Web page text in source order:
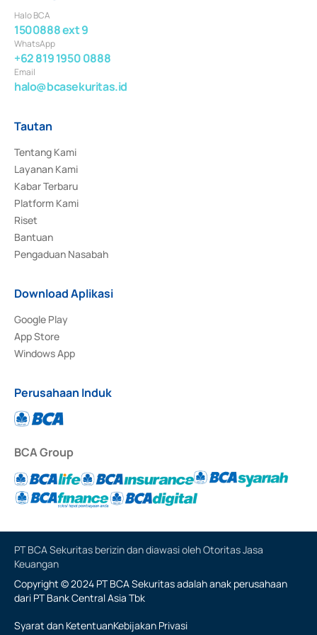
Halo BCA
1500888 ext 9
WhatsApp
+62 819 1950 0888
Email
halo@bcasekuritas.id
Tautan
Tentang Kami
Layanan Kami
Kabar Terbaru
Platform Kami
Riset
Bantuan
Pengaduan Nasabah
Download Aplikasi
Google Play
App Store
Windows App
Perusahaan Induk
BCA Group
PT BCA Sekuritas berizin dan diawasi oleh Otoritas Jasa
Keuangan
Copyright © 2024 PT BCA Sekuritas adalah anak perusahaan
dari PT Bank Central Asia Tbk
Syarat dan KetentuanKebijakan Privasi